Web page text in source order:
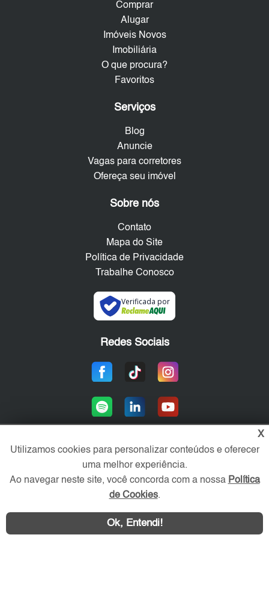
WhatsApp Contatar
Comprar
Alugar
Imóveis Novos
Imobiliária
O que procura?
Favoritos
Serviços
Blog
Anuncie
Vagas para corretores
Ofereça seu imóvel
Sobre nós
Contato
Mapa do Site
Política de Privacidade
Trabalhe Conosco
Verificada por
Redes Sociais
Área exclusiva aos anunciantes,
acesse sua conta:
X
Utilizamos cookies para personalizar conteúdos e oferecer
uma melhor experiência.
Ao navegar neste site, você concorda com a nossa Política
de Cookies.
Ok, Entendi!